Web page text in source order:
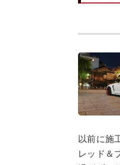
以前に施
レッド＆